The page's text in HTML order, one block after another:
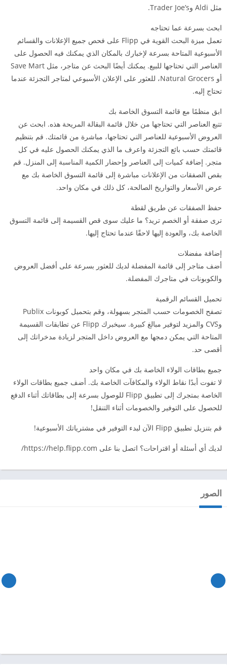
مثل Aldi وTrader Joe’s.
ابحث بسرعة عما تحتاجه
تعمل ميزة البحث القوية في Flipp على فحص جميع الإعلانات والقسائم
الأسبوعية المتاحة بسرعة لإخبارك بالمكان الذي يمكنك فيه الحصول على
العناصر التي تحتاجها للبيع. يمكنك أيضًا البحث عن متاجر، مثل Save Mart
أو Natural Grocers، للعثور على الإعلان الأسبوعي لمتاجر التجزئة عندما
تحتاج إليه.
ابق منظمًا مع قائمة التسوق الخاصة بك
تتبع العناصر التي تحتاجها من خلال قائمة البقالة المريحة هذه. ابحث عن
العروض الأسبوعية للعناصر التي تحتاجها، مباشرة من قائمتك. قم بتنظيم
قائمتك حسب بائع التجزئة واعرف ما الذي يمكنك الحصول عليه في كل
متجر. إضافة كميات إلى العناصر وإحضار الكمية المناسبة إلى المنزل. قم
بقص الصفقات من الإعلانات مباشرة إلى قائمة التسوق الخاصة بك مع
عرض الأسعار والتواريخ الصالحة، كل ذلك في مكان واحد.
حفظ الصفقات عن طريق لقطة
ترى صفقة أو الخصم تريد؟ ما عليك سوى قص القسيمة إلى قائمة التسوق
الخاصة بك، والعودة إليها لاحقًا عندما تحتاج إليها.
إضافة مفضلات
أضف متاجر إلى قائمة المفضلة لديك للعثور بسرعة على أفضل العروض
والكوبونات في متاجرك المفضلة.
تحميل القسائم الرقمية
تصفح الخصومات حسب المتجر بسهولة، وقم بتحميل كوبونات Publix
وCVS والمزيد لتوفير مبالغ كبيرة. سيخبرك Flipp عن تطابقات القسيمة
المتاحة التي يمكن دمجها مع العروض داخل المتجر لزيادة مدخراتك إلى
أقصى حد.
جميع بطاقات الولاء الخاصة بك في مكان واحد
لا تفوت أبدًا نقاط الولاء والمكافآت الخاصة بك. أضف جميع بطاقات الولاء
الخاصة بمتجرك إلى تطبيق Flipp للوصول بسرعة إلى بطاقاتك أثناء الدفع
للحصول على التوفير والخصومات أثناء التنقل!
قم بتنزيل تطبيق Flipp الآن لبدء التوفير في مشترياتك الأسبوعية!
لديك أي أسئلة أو اقتراحات؟ اتصل بنا على https://help.flipp.com/
الصور